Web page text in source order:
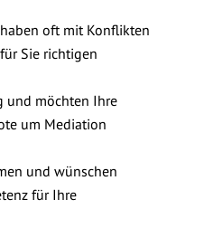
oft mit Konflikten
Sie richtigen
und möchten Ihre
um Mediation
und wünschen
für Ihre